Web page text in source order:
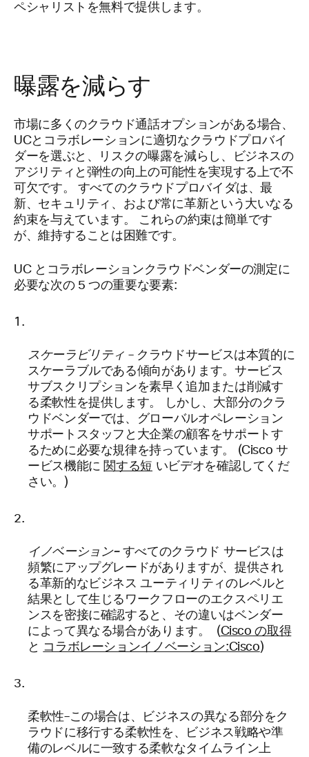
ペシャリストを無料で提供します。
曝露を減らす
市場に多くのクラウド通話オプションがある場合、
UCとコラボレーションに適切なクラウドプロバイ
ダーを選ぶと、リスクの曝露を減らし、ビジネスの
アジリティと弾性の向上の可能性を実現する上で不
可欠です。 すべてのクラウドプロバイダは、最
新、セキュリティ、および常に革新という大いなる
約束を与えています。 これらの約束は簡単です
が、維持することは困難です。
UC とコラボレーションクラウドベンダーの測定に
必要な次の 5 つの重要な要素:
スケーラビリティ – クラウドサービスは本質的に
スケーラブルである傾向があります。サービス
サブスクリプションを素早く追加または削減す
る柔軟性を提供します。 しかし、大部分のクラ
ウドベンダーでは、グローバルオペレーション
サポートスタッフと大企業の顧客をサポートす
るために必要な規律を持っています。 (Cisco サ
ービス機能に 関する短 いビデオを確認してくだ
さい。)
イノベーション– すべてのクラウド サービスは
頻繁にアップグレードがありますが、提供され
る革新的なビジネス ユーティリティのレベルと
結果として生じるワークフローのエクスペリエ
ンスを密接に確認すると、その違いはベンダー
によって異なる場合があります。 (Cisco の取得
と コラボレーションイノベーション:Cisco)
柔軟性–この場合は、ビジネスの異なる部分をク
ラウドに移行する柔軟性を、ビジネス戦略や準
備のレベルに一致する柔軟なタイムライン上